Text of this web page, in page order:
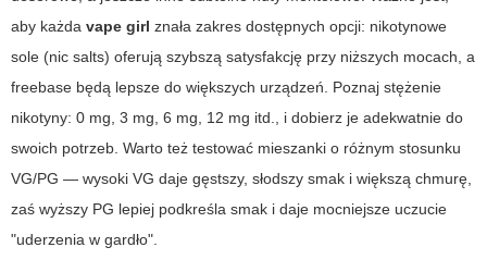
aby każda vape girl znała zakres dostępnych opcji: nikotynowe
sole (nic salts) oferują szybszą satysfakcję przy niższych mocach, a
freebase będą lepsze do większych urządzeń. Poznaj stężenie
nikotyny: 0 mg, 3 mg, 6 mg, 12 mg itd., i dobierz je adekwatnie do
swoich potrzeb. Warto też testować mieszanki o różnym stosunku
VG/PG — wysoki VG daje gęstszy, słodszy smak i większą chmurę,
zaś wyższy PG lepiej podkreśla smak i daje mocniejsze uczucie
"uderzenia w gardło".